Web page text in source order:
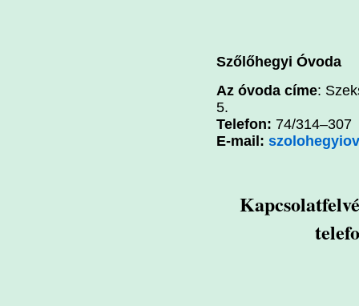
Szőlőhegyi Óvoda
Az óvoda címe:
5.
Telefon: 74/314–307
E-mail: